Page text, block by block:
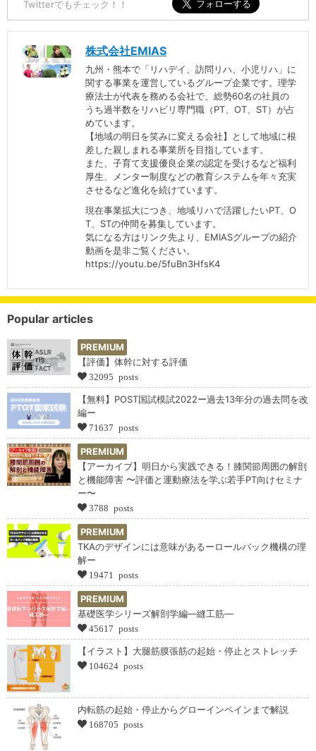
Twitterでもチェック！！
株式会社EMIAS
九州・熊本で「リハデイ、訪問リハ、小児リハ」に
関する事業を運営しているグループ企業です。理学
療法士が代表を務める会社で、総勢60名の社員の
うち過半数をリハビリ専門職（PT、OT、ST）が占
めています。
【地域の明日を笑みに変える会社】として地域に根
差した親しまれる事業所を目指しています。
また、子育て支援優良企業の認定を受けるなど福利
厚生、メンター制度などの教育システムを年々充実
させるなど進化を続けています。
現在事業拡大につき、地域リハで活躍したいPT、O
T、STの仲間を募集しています。
気になる方はリンク先より、EMIASグループの紹介
動画を是非ご覧ください。
https://youtu.be/5fuBn3HfsK4
Popular articles
PREMIUM
【評価】体幹に対する評価
32095 posts
【無料】POST国試模試2022ー過去13年分の過去問を改
編ー
71637 posts
PREMIUM
【アーカイブ】明日から実践できる！膝関節周囲の解剖
と機能障害 〜評価と運動療法を学ぶ若手PT向けセミナ
ー〜
3788 posts
PREMIUM
TKAのデザインには意味があるーロールバック機構の理
解ー
19471 posts
PREMIUM
基礎医学シリーズ解剖学編―縫工筋―
45617 posts
【イラスト】大腿筋膜張筋の起始・停止とストレッチ
104624 posts
内転筋の起始・停止からグローインペインまで解説
168705 posts